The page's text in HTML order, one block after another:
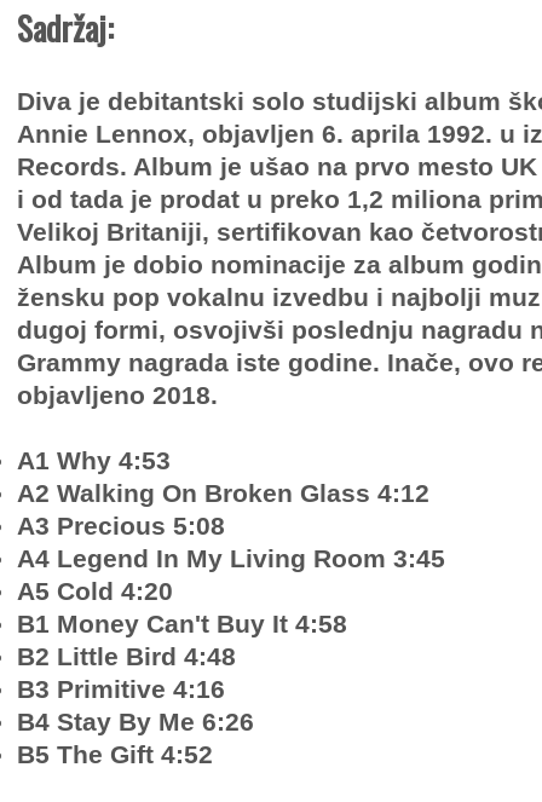
Sadržaj:
Diva je debitantski solo studijski album
Annie Lennox, objavljen 6. aprila 1992. u
Records. Album je ušao na prvo mesto
i od tada je prodat u preko 1,2 miliona
Velikoj Britaniji, sertifikovan kao
Album je dobio nominacije za album
žensku pop vokalnu izvedbu i najbolji
dugoj formi, osvojivši poslednju nagradu
Grammy nagrada iste godine. Inače, ovo
objavljeno 2018.
A1 Why 4:53
A2 Walking On Broken Glass 4:12
A3 Precious 5:08
A4 Legend In My Living Room 3:45
A5 Cold 4:20
B1 Money Can't Buy It 4:58
B2 Little Bird 4:48
B3 Primitive 4:16
B4 Stay By Me 6:26
B5 The Gift 4:52